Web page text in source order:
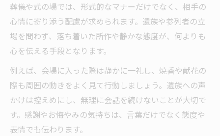
葬儀や式の場では、形式的なマナーだけでなく、相手の
心情に寄り添う配慮が求められます。遺族や参列者の立
場を問わず、落ち着いた所作や静かな態度が、何よりも
心を伝える手段となります。
例えば、会場に入った際は静かに一礼し、焼香や献花の
際も周囲の動きをよく見て行動しましょう。遺族への声
かけは控えめにし、無理に会話を続けないことが大切で
す。感謝やお悔やみの気持ちは、言葉だけでなく態度や
表情でも伝わります。